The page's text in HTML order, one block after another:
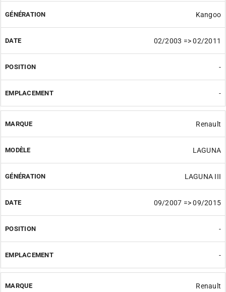
Kangoo
02/2003 => 02/2011
-
-
Renault
LAGUNA
LAGUNA III
09/2007 => 09/2015
-
-
Renault